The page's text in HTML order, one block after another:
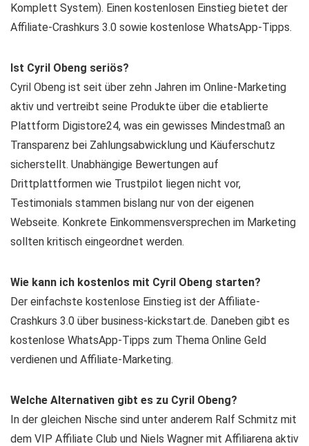
Komplett System). Einen kostenlosen Einstieg bietet der
Affiliate-Crashkurs 3.0 sowie kostenlose WhatsApp-Tipps.
Ist Cyril Obeng seriös?
Cyril Obeng ist seit über zehn Jahren im Online-Marketing
aktiv und vertreibt seine Produkte über die etablierte
Plattform Digistore24, was ein gewisses Mindestmaß an
Transparenz bei Zahlungsabwicklung und Käuferschutz
sicherstellt. Unabhängige Bewertungen auf
Drittplattformen wie Trustpilot liegen nicht vor,
Testimonials stammen bislang nur von der eigenen
Webseite. Konkrete Einkommensversprechen im Marketing
sollten kritisch eingeordnet werden.
Wie kann ich kostenlos mit Cyril Obeng starten?
Der einfachste kostenlose Einstieg ist der Affiliate-
Crashkurs 3.0 über business-kickstart.de. Daneben gibt es
kostenlose WhatsApp-Tipps zum Thema Online Geld
verdienen und Affiliate-Marketing.
Welche Alternativen gibt es zu Cyril Obeng?
In der gleichen Nische sind unter anderem Ralf Schmitz mit
dem VIP Affiliate Club und Niels Wagner mit Affiliarena aktiv